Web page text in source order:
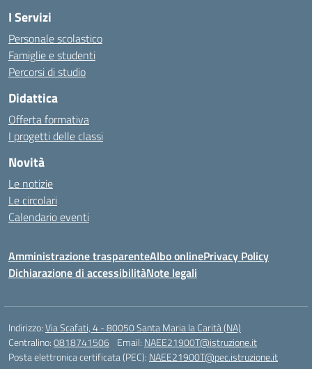
I Servizi
Personale scolastico
Famiglie e studenti
Percorsi di studio
Didattica
Offerta formativa
I progetti delle classi
Novità
Le notizie
Le circolari
Calendario eventi
Amministrazione trasparenteAlbo onlinePrivacy Policy
Dichiarazione di accessibilitàNote legali
Indirizzo:Via Scafati, 4 - 80050 Santa Maria la Carità (NA)
Centralino:0818741506 Email: NAEE21900T@istruzione.it
Posta elettronica certificata (PEC): NAEE21900T@pec.istruzione.it